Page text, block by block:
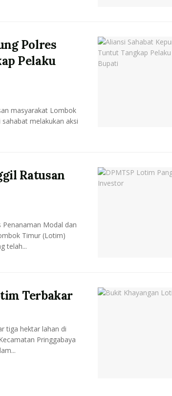
Polres
Pelaku
masyarakat Lombok
melakukan aksi
Ratusan
Modal dan
Timur (Lotim)
telah...
Terbakar
tiga hektar lahan di
Pringgabaya